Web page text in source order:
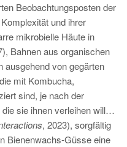
Beobachtungsposten der
und ihrer
mikrobielle Häute in
Bahnen aus organischen
ausgehend von gegärten
mit Kombucha,
sind, je nach der
sie ihnen verleihen will…
, 2023), sorgfältig
Bienenwachs-Güsse eine